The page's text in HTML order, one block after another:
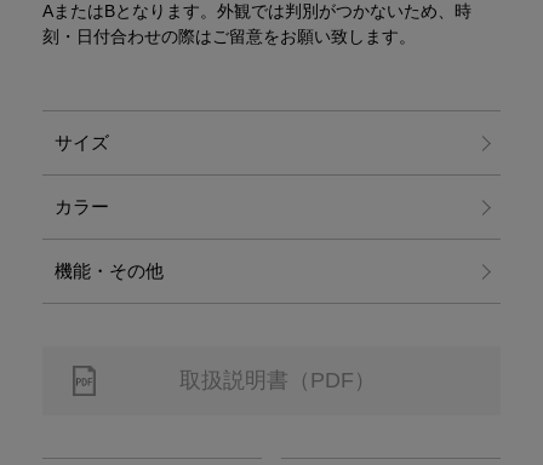
AまたはBとなります。外観では判別がつかないため、時
刻・日付合わせの際はご留意をお願い致します。
サイズ
カラー
機能・その他
取扱説明書（PDF）